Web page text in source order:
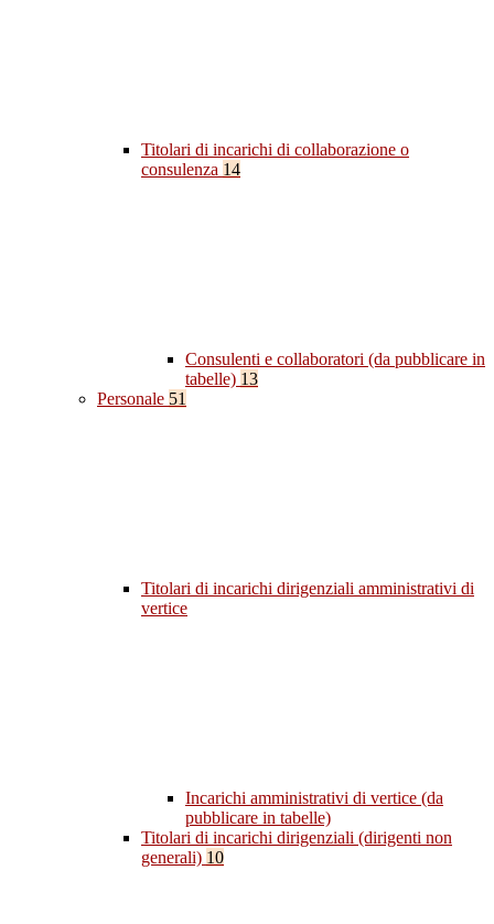
Titolari di incarichi di collaborazione o
consulenza 14
Consulenti e collaboratori (da pubblicare in
tabelle) 13
Personale 51
Titolari di incarichi dirigenziali amministrativi di
vertice
Incarichi amministrativi di vertice (da
pubblicare in tabelle)
Titolari di incarichi dirigenziali (dirigenti non
generali) 10